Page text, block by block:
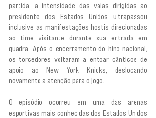
partida, a intensidade das vaias dirigidas ao
presidente dos Estados Unidos ultrapassou
inclusive as manifestações hostis direcionadas
ao time visitante durante sua entrada em
quadra. Após o encerramento do hino nacional,
os torcedores voltaram a entoar cânticos de
apoio ao New York Knicks, deslocando
novamente a atenção para o jogo.
O episódio ocorreu em uma das arenas
esportivas mais conhecidas dos Estados Unidos